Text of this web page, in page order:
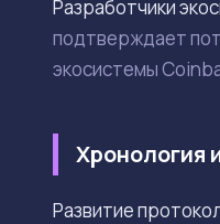
Разработчики
подтверждает
экосистемы
Хронология
Развитие